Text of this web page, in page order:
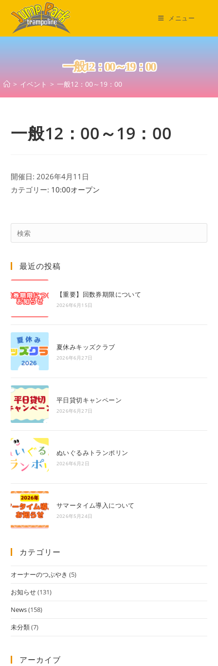
ス
メニュー
一般12：00～19：00
> イベント > 一般12：00～19：00
一般12：00～19：00
開催日: 2026年4月11日
カテゴリー: 10:00オープン
最近の投稿
【重要】回数券期限について
2026年6月15日
夏休みキッズクラブ
2026年6月27日
平日貸切キャンペーン
2026年6月27日
ぬいぐるみトランポリン
2026年6月2日
サマータイム導入について
2026年5月24日
カテゴリー
オーナーのつぶやき (5)
お知らせ(131)
News(158)
未分類(7)
アーカイブ